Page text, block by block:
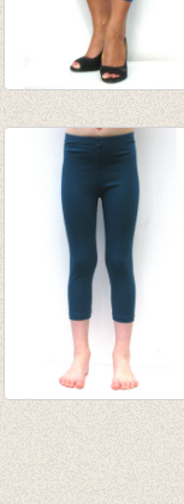
Kobaltblauw
€ 19,95